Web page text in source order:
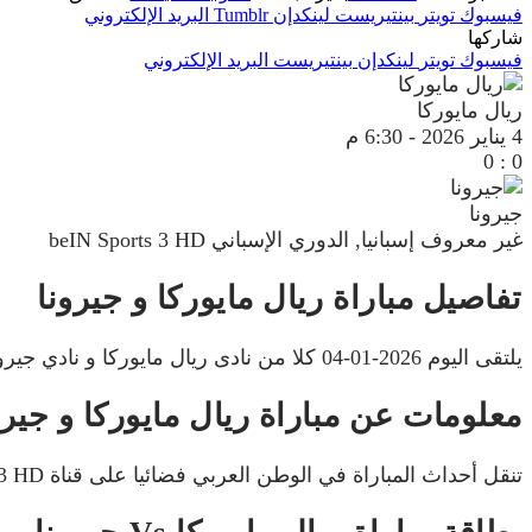
فيسبوك تويتر بينتيريست لينكدإن Tumblr البريد الإلكتروني
شاركها
فيسبوك تويتر لينكدإن بينتيريست البريد الإلكتروني
ريال مايوركا
4 يناير 2026
- 6:30 م
0
:
0
جيرونا
غير معروف إسبانيا, الدوري الإسباني beIN Sports 3 HD
تفاصيل مباراة ريال مايوركا و جيرونا
يلتقى اليوم 2026-01-04 كلا من نادى ريال مايوركا و نادي جيرونا فى بطولة إسبانيا, الدوري الإسباني فى تمام الساعه 18:30 بتوقيت مصر.
معلومات عن مباراة ريال مايوركا و جيرونا 2026-
تنقل أحداث المباراة في الوطن العربي فضائيا على قناة beIN Sports 3 HD ويتم إستضافة المباراه في ملعب إيبيروستار يقوم المعلق الرياضى بالتعليق على مباراة ريال مايوركا و جيرونا